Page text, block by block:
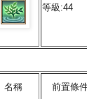
等級:44
名稱 前置條